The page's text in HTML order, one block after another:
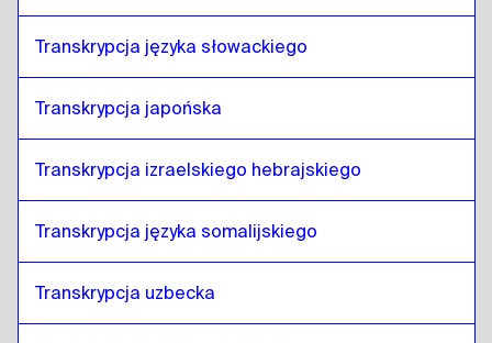
Transkrypcja języka słowackiego
Transkrypcja japońska
Transkrypcja izraelskiego hebrajskiego
Transkrypcja języka somalijskiego
Transkrypcja uzbecka